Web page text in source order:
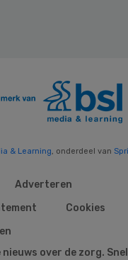
& Learning, onderdeel van
Adverteren
Cookies
over de zorg.